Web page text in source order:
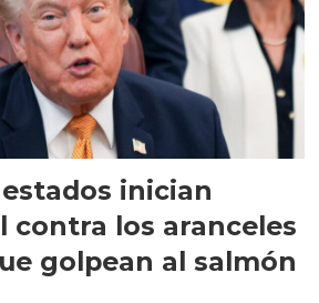
inician
contra los aranceles
golpean al salmón